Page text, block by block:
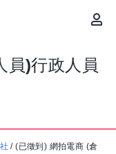
員)行政人員
/(已徵到) 網拍電商 (倉